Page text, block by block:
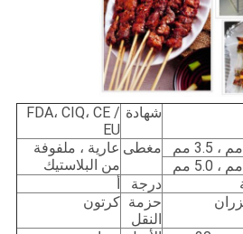
شهادة FDA، CIQ، CE /
EU
مغطى عارية ، ملفوفة
من البلاستيك
درجة
أ
حزمة
النقل
كرتون